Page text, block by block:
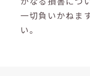
一切負いかねま
い。